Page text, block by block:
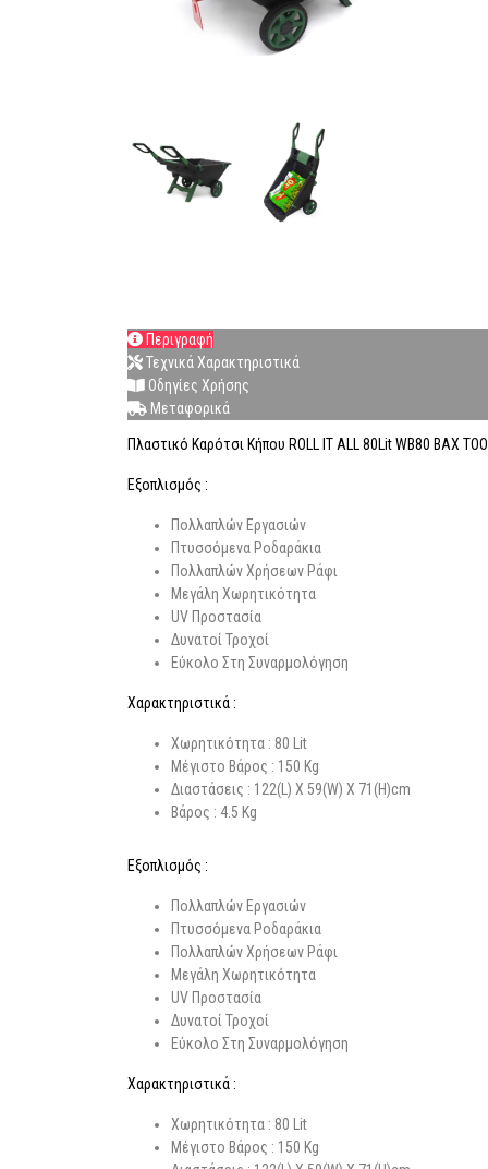
Περιγραφή
Τεχνικά Χαρακτηριστικά
Οδηγίες Χρήσης
Μεταφορικά
Πλαστικό Καρότσι Κήπου ROLL IT ALL 80Lit WB80 BAX
Εξοπλισμός :
Πολλαπλών Εργασιών
Πτυσσόμενα Ροδαράκια
Πολλαπλών Χρήσεων Ράφι
Μεγάλη Χωρητικότητα
UV Προστασία
Δυνατοί Τροχοί
Εύκολο Στη Συναρμολόγηση
Χαρακτηριστικά :
Χωρητικότητα : 80 Lit
Μέγιστο Βάρος : 150 Kg
Διαστάσεις : 122(L) Χ 59(W) Χ 71(H)cm
Βάρος : 4.5 Kg
Εξοπλισμός :
Πολλαπλών Εργασιών
Πτυσσόμενα Ροδαράκια
Πολλαπλών Χρήσεων Ράφι
Μεγάλη Χωρητικότητα
UV Προστασία
Δυνατοί Τροχοί
Εύκολο Στη Συναρμολόγηση
Χαρακτηριστικά :
Χωρητικότητα : 80 Lit
Μέγιστο Βάρος : 150 Kg